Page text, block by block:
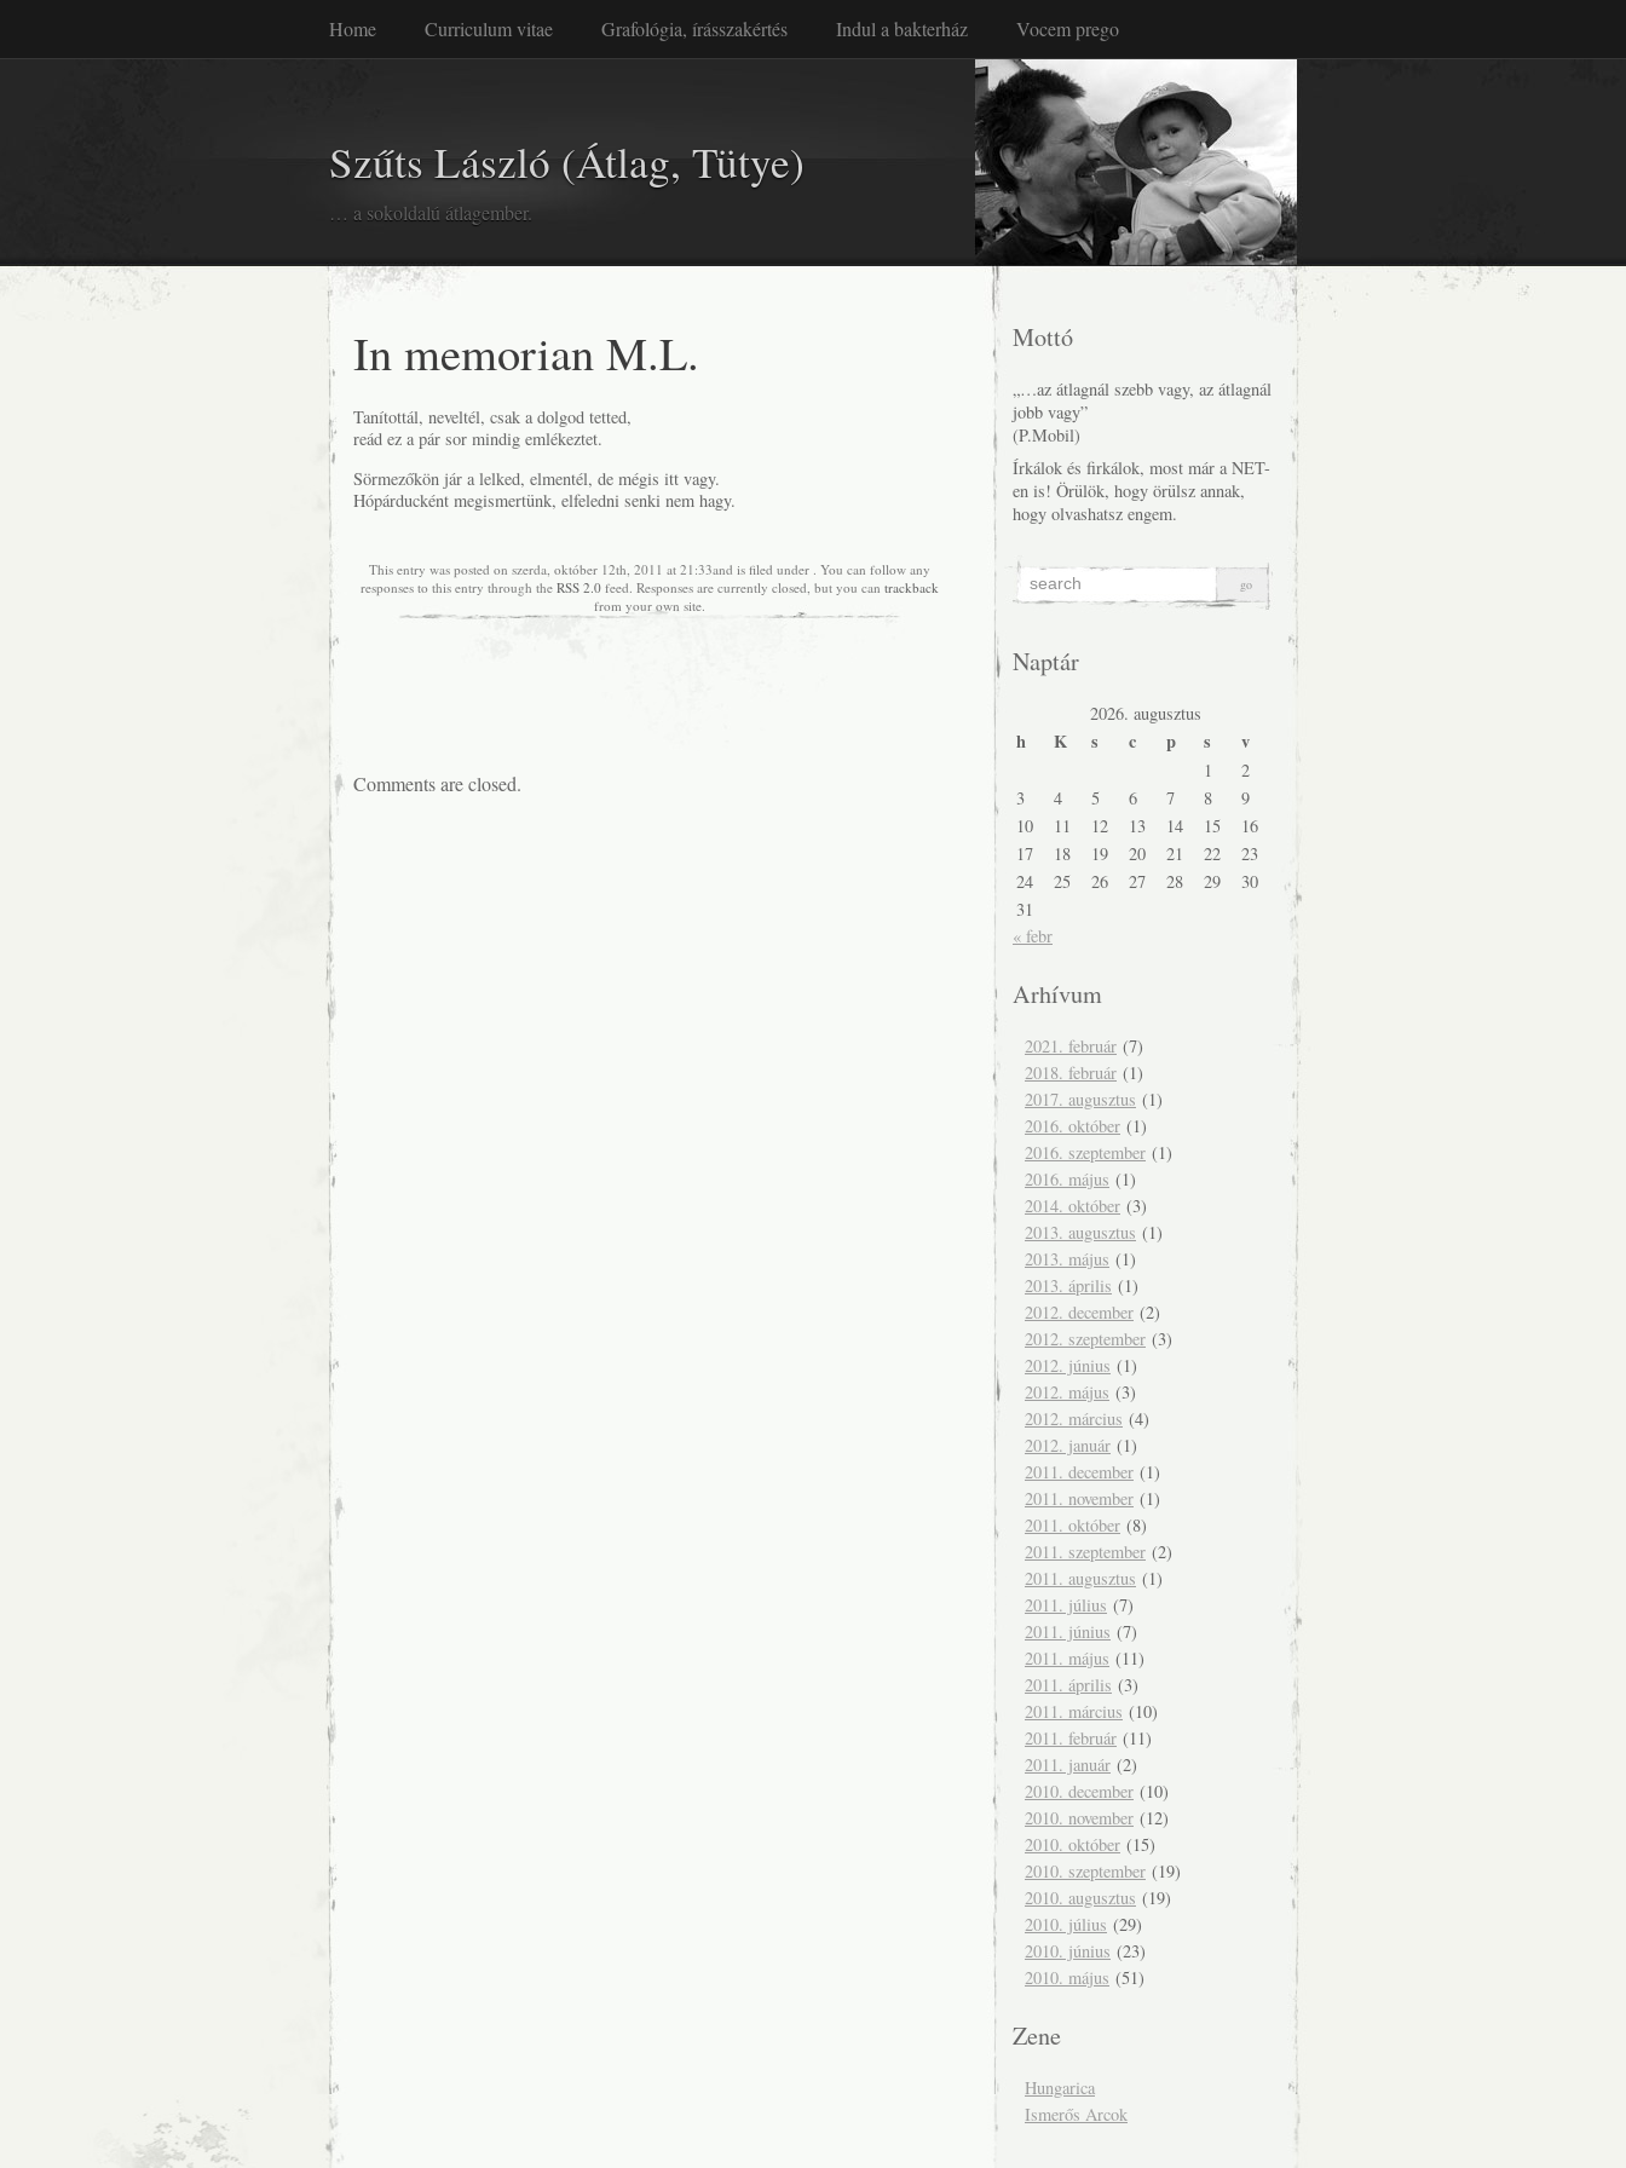
Home Curriculum vitae Grafológia, írásszakértés Indul a bakterház Vocem prego
… a sokoldalú átlagember.
Szűts László (Átlag, Tütye)
In memorian M.L.
Tanítottál, neveltél, csak a dolgod tetted,
reád ez a pár sor mindig emlékeztet.
Sörmezőkön jár a lelked, elmentél, de mégis itt vagy.
Hópárducként megismertünk, elfeledni senki nem hagy.
This entry was posted on szerda, október 12th, 2011 at 21:33and is filed under . You can follow any
responses to this entry through the RSS 2.0 feed. Responses are currently closed, but you can trackback
from your own site.
Comments are closed.
Mottó
„…az átlagnál szebb vagy, az átlagnál
jobb vagy”
(P.Mobil)
Írkálok és firkálok, most már a NET-
en is! Örülök, hogy örülsz annak,
hogy olvashatsz engem.
Naptár
2026. augusztus
h K s c p s v
1
2
3
4 5 6 7 8
9
10
11 12 13 14 15
16
17
18 19 20 21 22
23
24
25 26 27 28 29
30
31
« febr
Arhívum
2021. február (7)
2018. február (1)
2017. augusztus (1)
2016. október (1)
2016. szeptember (1)
2016. május (1)
2014. október (3)
2013. augusztus (1)
2013. május (1)
2013. április (1)
2012. december (2)
2012. szeptember (3)
2012. június (1)
2012. május (3)
2012. március (4)
2012. január (1)
2011. december (1)
2011. november (1)
2011. október (8)
2011. szeptember (2)
2011. augusztus (1)
2011. július (7)
2011. június (7)
2011. május (11)
2011. április (3)
2011. március (10)
2011. február (11)
2011. január (2)
2010. december (10)
2010. november (12)
2010. október (15)
2010. szeptember (19)
2010. augusztus (19)
2010. július (29)
2010. június (23)
2010. május (51)
Zene
Hungarica
Ismerős Arcok